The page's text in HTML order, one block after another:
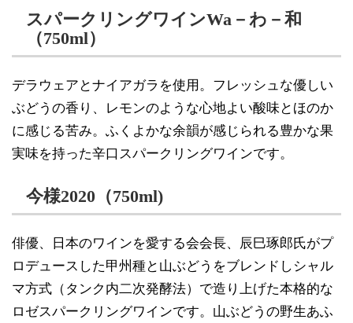
スパークリングワインWa－わ－和
（750ml）
デラウェアとナイアガラを使用。フレッシュな優しい
ぶどうの香り、レモンのような心地よい酸味とほのか
に感じる苦み。ふくよかな余韻が感じられる豊かな果
実味を持った辛口スパークリングワインです。
今様2020（750ml)
俳優、日本のワインを愛する会会長、辰巳琢郎氏がプ
ロデュースした甲州種と山ぶどうをブレンドしシャル
マ方式（タンク内二次発酵法）で造り上げた本格的な
ロゼスパークリングワインです。山ぶどうの野生あふ